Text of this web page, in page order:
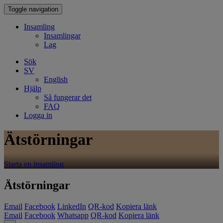
Toggle navigation
Insamling
Insamlingar
Lag
Sök
SV
English
Hjälp
Så fungerar det
FAQ
Logga in
Ätstörningar
Starta en insamling
Ätstörningar
Email Facebook LinkedIn QR-kod Kopiera länk
Email Facebook Whatsapp QR-kod Kopiera länk